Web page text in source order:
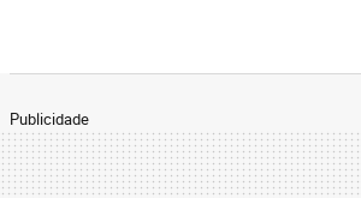
Publicidade